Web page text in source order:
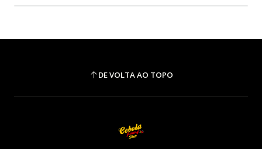
DE VOLTA AO TOPO